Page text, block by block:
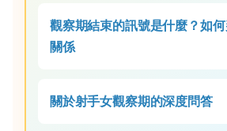
觀察期結束的訊號是什麼？如
關係
關於射手女觀察期的深度問答